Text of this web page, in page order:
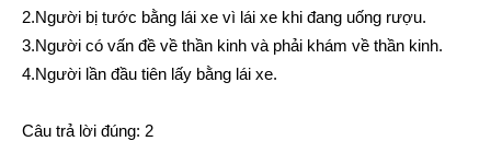
2.Người bị tước bằng lái xe vì lái xe khi đang uống rượu.
3.Người có vấn đề về thần kinh và phải khám về thần kinh.
4.Người lần đầu tiên lấy bằng lái xe.
Câu trả lời đúng: 2